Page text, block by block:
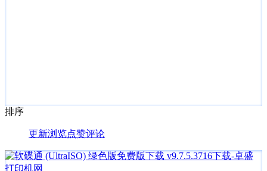
排序
更新浏览点赞评论